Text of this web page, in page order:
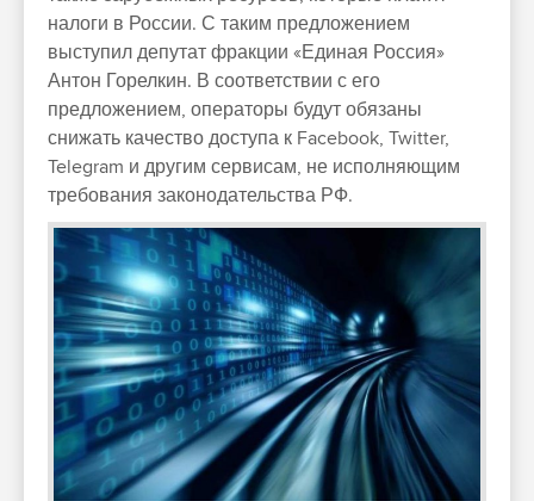
налоги в России. С таким предложением
выступил депутат фракции «Единая Россия»
Антон Горелкин. В соответствии с его
предложением, операторы будут обязаны
снижать качество доступа к Facebook, Twitter,
Telegram и другим сервисам, не исполняющим
требования законодательства РФ.